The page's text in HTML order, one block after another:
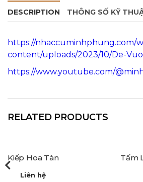
DESCRIPTION THÔNG SỐ KỸ
https://nhaccuminhphung.com/
content/uploads/2023/10/De-
https://www.youtube.com/
RELATED PRODUCTS
Kiếp Hoa Tàn
Liên hệ
Tấm